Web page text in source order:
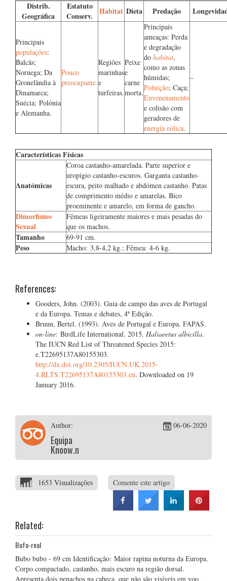
Distrib.
Geográfica
Estatuto
Conserv.
Habitat Dieta Predação
Principais
populações:
Balcãs;
Noruega; Da
Gronelândia à
Dinamarca;
Suécia; Polónia
e Alemanha.
Pouco
preocupante.
Regiões
marinhas
e
turfeiras.
Peixe
e
carne
morta.
Principais
ameaças: Perda
e degradação
do habitat,
como as zonas
húmidas;
Poluição; Caça;
Envenenamento
e colisão com
geradores de
energia eólica.
–
Características Físicas
Anatómicas
Coroa castanho-amarelada. Parte superior e
uropígio castanho-escuros. Garganta castanho-
escura, peito malhado e abdómen castanho. Patas
de comprimento médio e amarelas. Bico
proeminente e amarelo, em forma de gancho.
Dimorfismo
Sexual
Fêmeas ligeiramente maiores e mais pesadas do
que os machos.
Tamanho 69-91 cm.
Peso Macho: 3,8-4,2 kg.; Fêmea: 4-6 kg.
References:
Gooders, John. (2003). Guia de campo das aves de Portugal
e da Europa. Temas e debates, 4ª Edição.
Bruun, Bertel. (1993). Aves de Portugal e Europa. FAPAS.
on-line: BirdLife International. 2015. Haliaeetus albicilla.
The IUCN Red List of Threatened Species 2015:
e.T22695137A80155303.
http://dx.doi.org/10.2305/IUCN.UK.2015-
4.RLTS.T22695137A80155303.en. Downloaded on 19
January 2016.
Author:
Equipa
Knoow.net
06-06-2020
1653 Visualizações Comente este artigo
Related:
Bufo-real
Bubo bubo - 69 cm Identificação: Maior rapina noturna da Europa.
Corpo compactado, castanho, mais escuro na região dorsal.
Apresenta dois penachos na cabeça, que não são visíveis em voo.